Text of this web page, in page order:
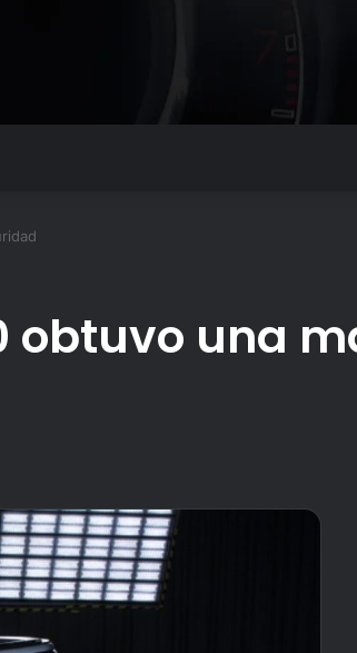
obtuvo una